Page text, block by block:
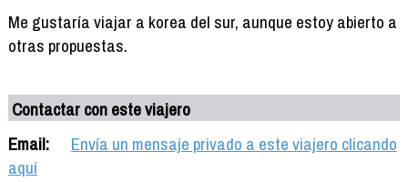
Me gustaría viajar a korea del sur, aunque estoy abierto a
otras propuestas.
Contactar con este viajero
Email:
Envía un mensaje privado a este viajero clicando
aquí